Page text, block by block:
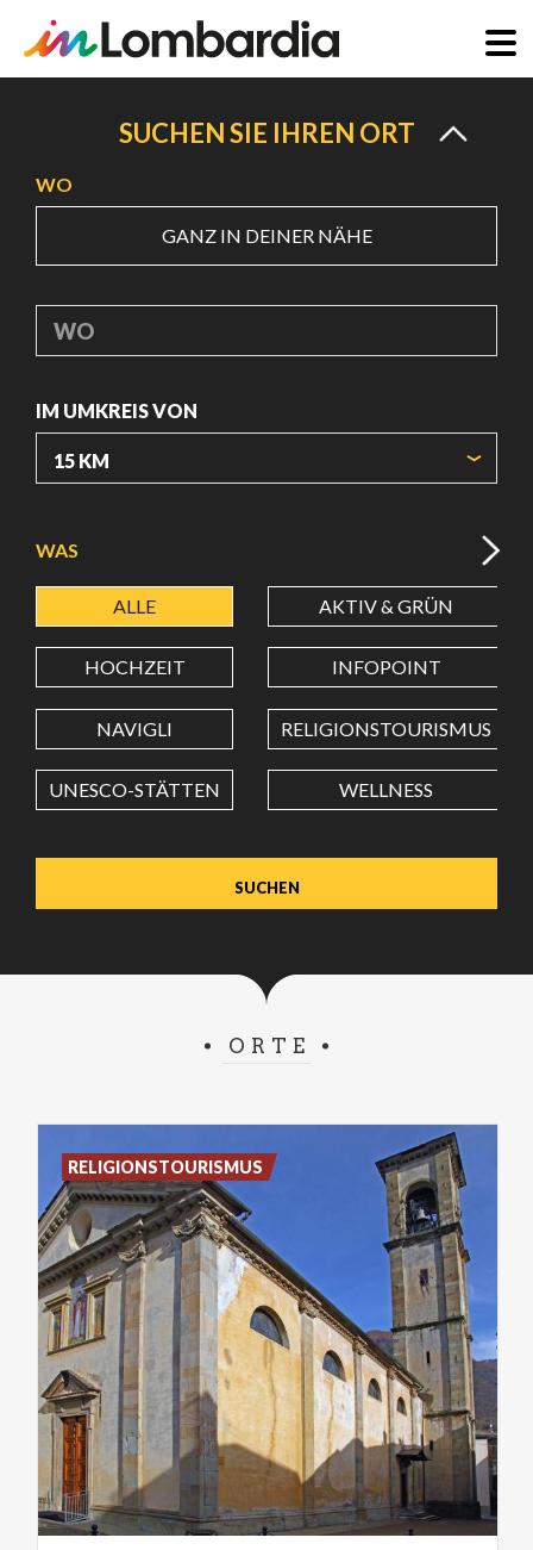
SUCHEN SIE IHREN ORT
WO
GANZ IN DEINER NÄHE
WO
IM UMKREIS VON
BREITENGRAD
LÄNGENGRAD
Wert in Dezimalgrad. Punkt (.) als Dezimalzeichen
WAS
ALLE AKTIV & GRÜN
HOCHZEIT INFOPOINT
NAVIGLI RELIGIONSTOURISMUS
UNESCO-STÄTTEN WELLNESS
ORTE
RELIGIONSTOURISMUS